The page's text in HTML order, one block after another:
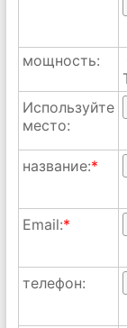
мощность:
Используйте
место:
название:*
Email:*
телефон: